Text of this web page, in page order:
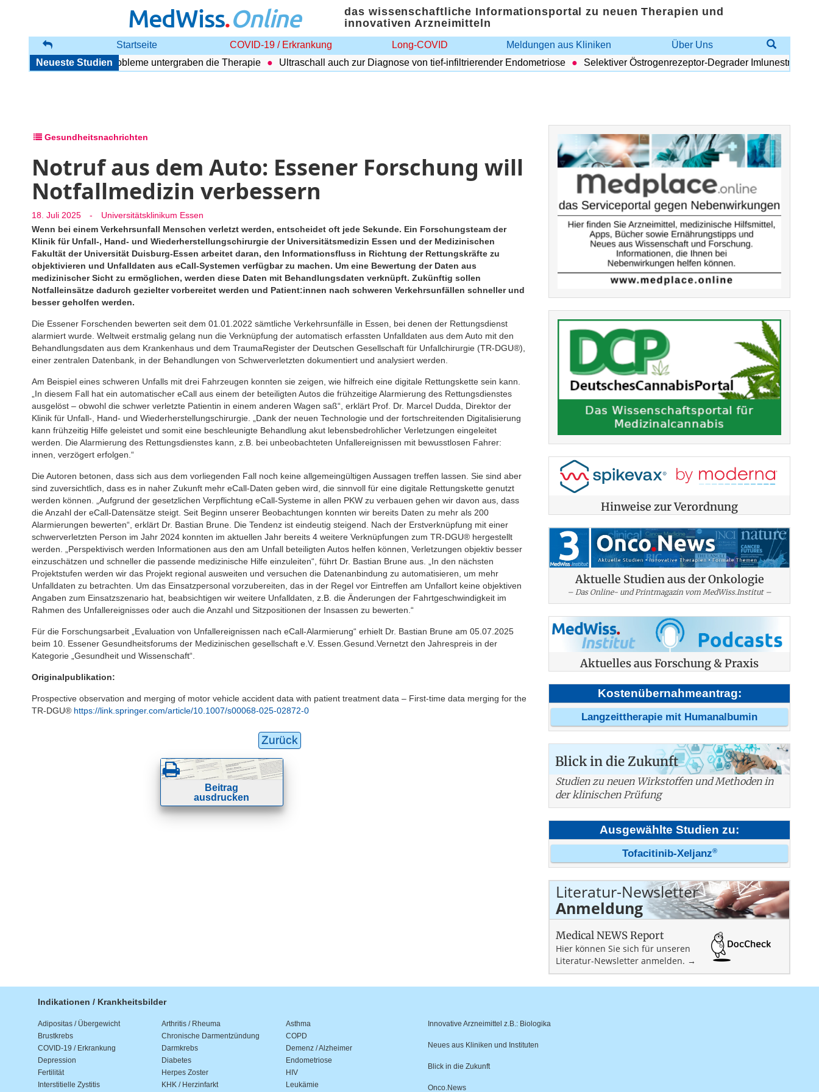
MedWiss.Online
das wissenschaftliche Informationsportal zu neuen Therapien und
innovativen Arzneimitteln
Startseite COVID-19 / Erkrankung Long-COVID Meldungen aus Kliniken
Über Uns
Neueste Studien
Begleitende Probleme untergraben die Therapie Ultraschall auch zur Diagnose von tief-infiltrierender Endometriose Selektiver Östrogenrezeptor-Degrader Imlunestrant:
Gesundheitsnachrichten
Notruf aus dem Auto: Essener Forschung will
Notfallmedizin verbessern
18. Juli 2025 -
Universitätsklinikum Essen
Wenn bei einem Verkehrsunfall Menschen verletzt werden, entscheidet oft jede Sekunde. Ein Forschungsteam der
Klinik für Unfall-, Hand- und Wiederherstellungschirurgie der Universitätsmedizin Essen und der Medizinischen
Fakultät der Universität Duisburg-Essen arbeitet daran, den Informationsfluss in Richtung der Rettungskräfte zu
objektivieren und Unfalldaten aus eCall-Systemen verfügbar zu machen. Um eine Bewertung der Daten aus
medizinischer Sicht zu ermöglichen, werden diese Daten mit Behandlungsdaten verknüpft. Zukünftig sollen
Notfalleinsätze dadurch gezielter vorbereitet werden und Patient:innen nach schweren Verkehrsunfällen schneller und
besser geholfen werden.
Die Essener Forschenden bewerten seit dem 01.01.2022 sämtliche Verkehrsunfälle in Essen, bei denen der Rettungsdienst
alarmiert wurde. Weltweit erstmalig gelang nun die Verknüpfung der automatisch erfassten Unfalldaten aus dem Auto mit den
Behandlungsdaten aus dem Krankenhaus und dem TraumaRegister der Deutschen Gesellschaft für Unfallchirurgie (TR-DGU®),
einer zentralen Datenbank, in der Behandlungen von Schwerverletzten dokumentiert und analysiert werden.
Am Beispiel eines schweren Unfalls mit drei Fahrzeugen konnten sie zeigen, wie hilfreich eine digitale Rettungskette sein kann.
„In diesem Fall hat ein automatischer eCall aus einem der beteiligten Autos die frühzeitige Alarmierung des Rettungsdienstes
ausgelöst – obwohl die schwer verletzte Patientin in einem anderen Wagen saß“, erklärt Prof. Dr. Marcel Dudda, Direktor der
Klinik für Unfall-, Hand- und Wiederherstellungschirurgie. „Dank der neuen Technologie und der fortschreitenden Digitalisierung
kann frühzeitig Hilfe geleistet und somit eine beschleunigte Behandlung akut lebensbedrohlicher Verletzungen eingeleitet
werden. Die Alarmierung des Rettungsdienstes kann, z.B. bei unbeobachteten Unfallereignissen mit bewusstlosen Fahrer:
innen, verzögert erfolgen.“
Die Autoren betonen, dass sich aus dem vorliegenden Fall noch keine allgemeingültigen Aussagen treffen lassen. Sie sind aber
sind zuversichtlich, dass es in naher Zukunft mehr eCall-Daten geben wird, die sinnvoll für eine digitale Rettungskette genutzt
werden können. „Aufgrund der gesetzlichen Verpflichtung eCall-Systeme in allen PKW zu verbauen gehen wir davon aus, dass
die Anzahl der eCall-Datensätze steigt. Seit Beginn unserer Beobachtungen konnten wir bereits Daten zu mehr als 200
Alarmierungen bewerten“, erklärt Dr. Bastian Brune. Die Tendenz ist eindeutig steigend. Nach der Erstverknüpfung mit einer
schwerverletzten Person im Jahr 2024 konnten im aktuellen Jahr bereits 4 weitere Verknüpfungen zum TR-DGU® hergestellt
werden. „Perspektivisch werden Informationen aus den am Unfall beteiligten Autos helfen können, Verletzungen objektiv besser
einzuschätzen und schneller die passende medizinische Hilfe einzuleiten“, führt Dr. Bastian Brune aus. „In den nächsten
Projektstufen werden wir das Projekt regional ausweiten und versuchen die Datenanbindung zu automatisieren, um mehr
Unfalldaten zu betrachten. Um das Einsatzpersonal vorzubereiten, das in der Regel vor Eintreffen am Unfallort keine objektiven
Angaben zum Einsatzszenario hat, beabsichtigen wir weitere Unfalldaten, z.B. die Änderungen der Fahrtgeschwindigkeit im
Rahmen des Unfallereignisses oder auch die Anzahl und Sitzpositionen der Insassen zu bewerten.“
Für die Forschungsarbeit „Evaluation von Unfallereignissen nach eCall-Alarmierung“ erhielt Dr. Bastian Brune am 05.07.2025
beim 10. Essener Gesundheitsforums der Medizinischen gesellschaft e.V. Essen.Gesund.Vernetzt den Jahrespreis in der
Kategorie „Gesundheit und Wissenschaft“.
Originalpublikation:
Prospective observation and merging of motor vehicle accident data with patient treatment data – First-time data merging for the
TR-DGU® https://link.springer.com/article/10.1007/s00068-025-02872-0
Zurück
Beitrag
ausdrucken
Hinweise zur Verordnung
Aktuelle Studien aus der Onkologie
– Das Online- und Printmagazin vom MedWiss.Institut –
Aktuelles aus Forschung & Praxis
Kostenübernahmeantrag:
Langzeittherapie mit Humanalbumin
Blick in die Zukunft
Studien zu neuen Wirkstoffen und Methoden in
der klinischen Prüfung
Ausgewählte Studien zu:
Tofacitinib-Xeljanz®
Literatur-Newsletter
Anmeldung
Medical NEWS Report
Hier können Sie sich für unseren
Literatur-Newsletter anmelden. →
Indikationen / Krankheitsbilder
Adipositas / Übergewicht Arthritis / Rheuma
Asthma
Brustkrebs
Chronische Darmentzündung
COPD
COVID-19 / Erkrankung
Darmkrebs
Demenz / Alzheimer
Depression
Diabetes
Endometriose
Fertilität
Herpes Zoster
HIV
Interstitielle Zystitis
KHK / Herzinfarkt Leukämie
Innovative Arzneimittel z.B.: Biologika
Neues aus Kliniken und Instituten
Blick in die Zukunft
Onco.News